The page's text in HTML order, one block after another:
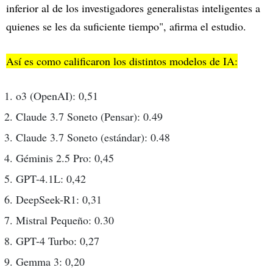
inferior al de los investigadores generalistas inteligentes a
quienes se les da suficiente tiempo", afirma el estudio.
Así es como calificaron los distintos modelos de IA:
o3 (OpenAI): 0,51
Claude 3.7 Soneto (Pensar): 0.49
Claude 3.7 Soneto (estándar): 0.48
Géminis 2.5 Pro: 0,45
GPT-4.1L: 0,42
DeepSeek-R1: 0,31
Mistral Pequeño: 0.30
GPT-4 Turbo: 0,27
Gemma 3: 0,20